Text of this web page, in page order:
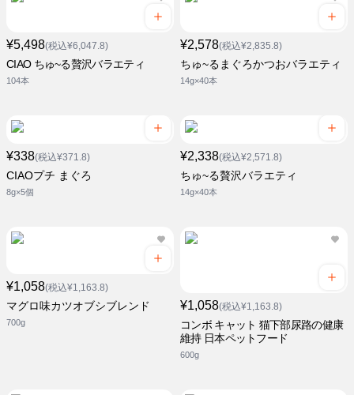
¥5,498(税込¥6,047.8)
CIAO ちゅ~る贅沢バラエティ
104本
¥2,578(税込¥2,835.8)
ちゅ~るまぐろかつおバラエティ
14g×40本
¥338(税込¥371.8)
CIAOプチ まぐろ
8g×5個
¥2,338(税込¥2,571.8)
ちゅ~る贅沢バラエティ
14g×40本
¥1,058(税込¥1,163.8)
マグロ味カツオブシブレンド
700g
¥1,058(税込¥1,163.8)
コンボ キャット 猫下部尿路の健康
維持 日本ペットフード
600g